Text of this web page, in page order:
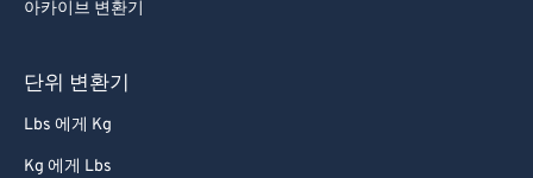
아카이브 변환기
단위 변환기
Lbs 에게 Kg
Kg 에게 Lbs